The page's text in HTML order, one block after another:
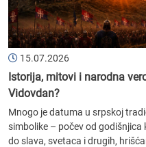
15.07.2026
Istorija, mitovi i narodna
Vidovdan?
Mnogo je datuma u srpskoj
simbolike – počev od
do slava, svetaca i drugih,